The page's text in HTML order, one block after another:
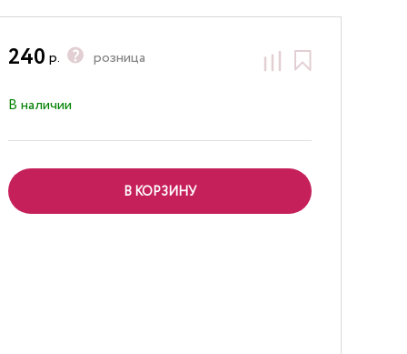
240 р. розница
В наличии
В КОРЗИНУ